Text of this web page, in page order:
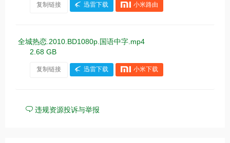
复制链接 迅雷下载 小米路由
全城热恋.2010.BD1080p.国语中字.mp4
2.68 GB
复制链接 迅雷下载 小米下载
违规资源投诉与举报